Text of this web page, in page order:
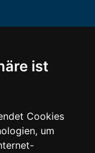
ist
Cookies
um